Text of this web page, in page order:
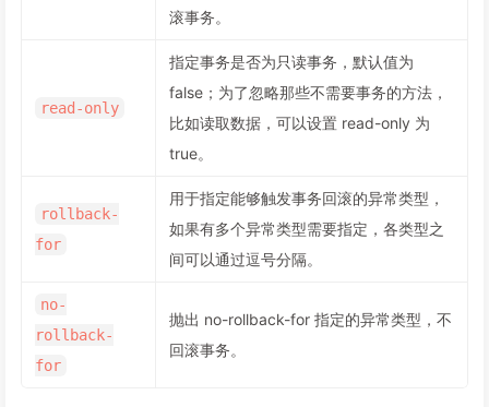
滚事务。
read-only
指定事务是否为只读事务，默认值为
false；为了忽略那些不需要事务的方法，
比如读取数据，可以设置 read-only 为
true。
rollback-
for
用于指定能够触发事务回滚的异常类型，
如果有多个异常类型需要指定，各类型之
间可以通过逗号分隔。
no-
rollback-
for
抛出 no-rollback-for 指定的异常类型，不
回滚事务。